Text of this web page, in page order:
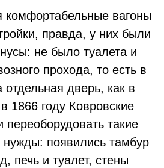
комфортабельные вагоны
правда, у них были
не было туалета и
прохода, то есть в
отдельная дверь, как в
1866 году Ковровские
переоборудовать такие
появились тамбур
печь и туалет, стены